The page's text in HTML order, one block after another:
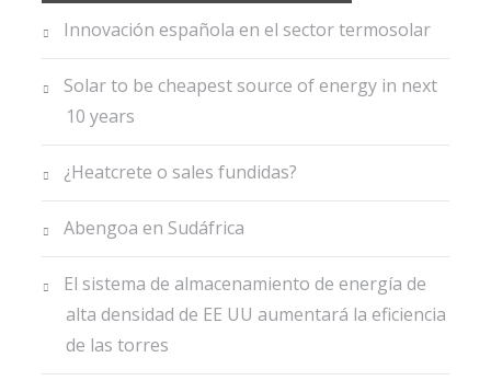
Innovación española en el sector termosolar
Solar to be cheapest source of energy in next
10 years
¿Heatcrete o sales fundidas?
Abengoa en Sudáfrica
El sistema de almacenamiento de energía de
alta densidad de EE UU aumentará la eficiencia
de las torres